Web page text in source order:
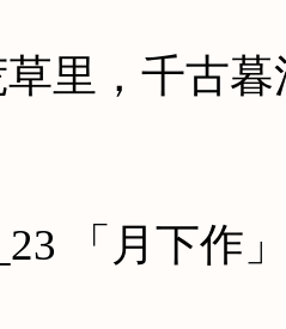
，千古暮
「月下作